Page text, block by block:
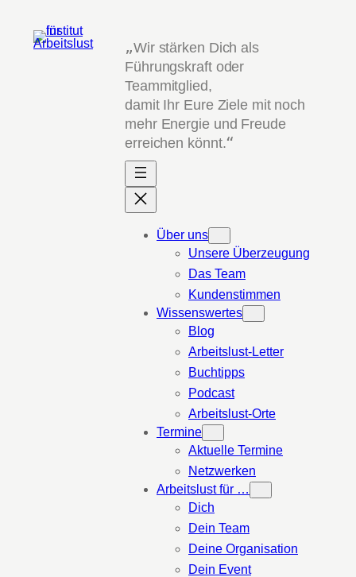
Inhalt
springen
„Wir stärken Dich als
Führungskraft oder
Teammitglied,
damit Ihr Eure Ziele mit noch
mehr Energie und Freude
erreichen könnt.“
Über uns
Unsere Überzeugung
Das Team
Kundenstimmen
Wissenswertes
Blog
Arbeitslust-Letter
Buchtipps
Podcast
Arbeitslust-Orte
Termine
Aktuelle Termine
Netzwerken
Arbeitslust für …
Dich
Dein Team
Deine Organisation
Dein Event